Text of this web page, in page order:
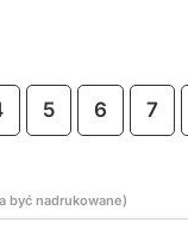
5 6 7
być nadrukowane)